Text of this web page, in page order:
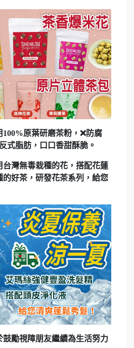
原葉研磨茶粉，❌防腐
式脂肪，口口香甜酥脆。
台灣無毒栽種的花，搭配花蓮
的好茶，研發花茶系列，給您
鼓勵視障朋友繼續為生活努力